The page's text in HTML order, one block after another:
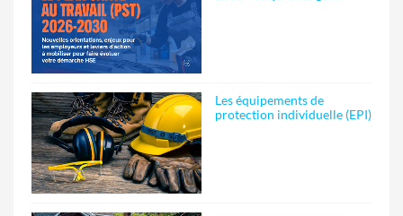
Les équipements de
protection individuelle (EPI)